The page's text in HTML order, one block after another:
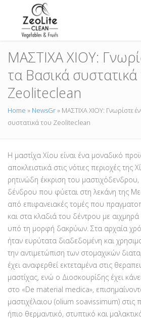
ΜΑΣΤΙΧΑ ΧΙΟΥ:
τα Βασικά συστατικά
Zeoliteclean
Home » NewsGr» ΜΑΣΤΙΧΑ ΧΙΟΥ: Γνωρίστε
συστατικά του Zeoliteclean
Η μαστίχα Χίου είναι ένα μοναδικό
αποκλειστικά στις νότιες περιοχές της
ρητινώδη έκκριση του
δένδρου που φύεται στη λεκάνη της
από επιφανειακές τομές που
και στα κλαδιά του δέντρου με αιχμηρά
υπό τη μορφή δακρύων. Στα αρχαία
ήταν ευρύτατα διαδεδομένη και
την αντιμετώπιση των στομαχικών
έχει αναφερθεί εκτεταμένα στις
μαστίχας, ενώ ο Διοσκουρίδης έχει
στο «De material medica»,
μαστιχέλαιου (olium soavissimum) στις
ήπιο θερμαντικό, στυπτικό και